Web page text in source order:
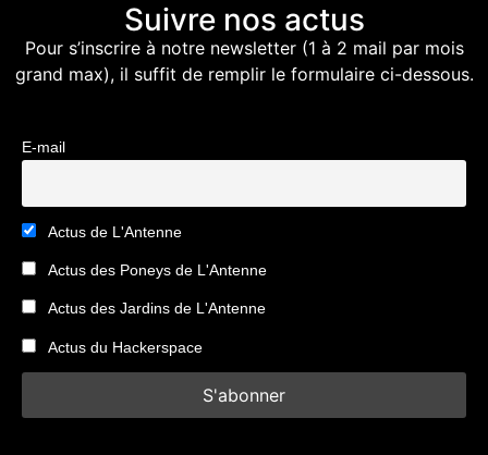
Suivre nos actus
Pour s’inscrire à notre newsletter (1 à 2 mail par mois
grand max), il suffit de remplir le formulaire ci-dessous.
E-mail
Actus de L'Antenne
Actus des Poneys de L'Antenne
Actus des Jardins de L'Antenne
Actus du Hackerspace